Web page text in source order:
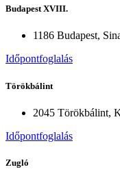
Budapest XVIII.
1186 Budapest,
Időpontfoglalás
Törökbálint
2045 Törökbálint,
Időpontfoglalás
Zugló